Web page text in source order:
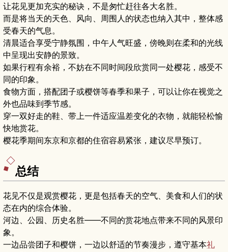
让花见更加充实的秘诀，不是匆忙赶往各大名胜。
而是将当天的天色、风向、周围人的状态也纳入其中，整体感
受春天的气息。
清晨适合享受宁静氛围，中午人气旺盛，傍晚则在柔和的光线
中呈现出安静的景致。
如果行程有余裕，不妨在不同时间段欣赏同一处樱花，感受不
同的印象。
食物方面，搭配团子或樱饼等春季和果子，可以让你在视觉之
外也品味到季节感。
穿一双好走的鞋、带上一件适应温差变化的衣物，就能轻松愉
快地赏花。
樱花季期间东京和京都的住宿容易紧张，建议尽早预订。
总结
花见不仅是观赏樱花，更是包括春天的空气、美食和人们的状
态在内的综合体验。
河边、公园、历史名胜——不同的赏花地点带来不同的风景印
象。
一边品尝团子和樱饼，一边以舒适的节奏漫步，遵守基本礼